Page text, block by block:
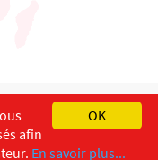
OK
afin
En savoir plus...